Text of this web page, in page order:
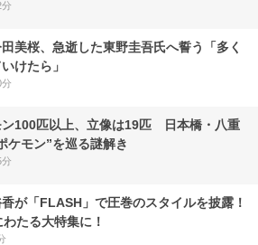
美桜、急逝した東野圭吾氏へ誓う「多く
けたら」
ン100匹以上、立像は19匹 日本橋・八重
ケモン”を巡る謎解き
が「FLASH」で圧巻のスタイルを披露！
たる大特集に！